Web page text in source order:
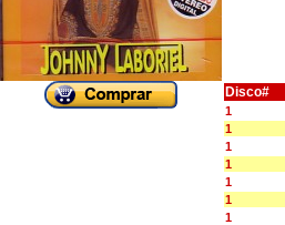
Disco#
1
1
1
1
1
1
1